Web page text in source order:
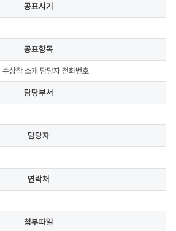
공표시기
공표항목
상작 소개 담당자 전화번호
담당부서
담당자
연락처
첨부파일